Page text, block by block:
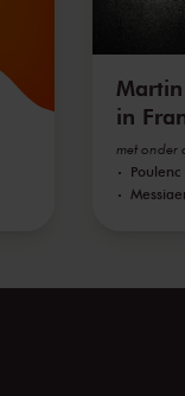
in
met onder
Poulenc